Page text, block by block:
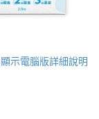
顯示電腦版詳細說明